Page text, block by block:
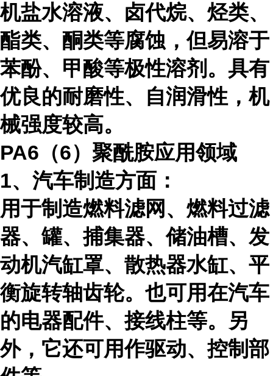
机盐水溶液、卤代烷、烃类、
酯类、酮类等腐蚀，但易溶于
苯酚、甲酸等极性溶剂。具有
优良的耐磨性、自润滑性，机
械强度较高。
PA6（6）聚酰胺应用领域
1、汽车制造方面：
用于制造燃料滤网、燃料过滤
器、罐、捕集器、储油槽、发
动机汽缸罩、散热器水缸、平
衡旋转轴齿轮。也可用在汽车
的电器配件、接线柱等。另
外，它还可用作驱动、控制部